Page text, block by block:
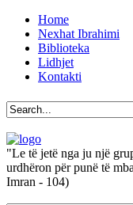
Home
Nexhat Ibrahimi
Biblioteka
Lidhjet
Kontakti
"Le të jetë nga ju një
urdhëron për punë të
Imran - 104)